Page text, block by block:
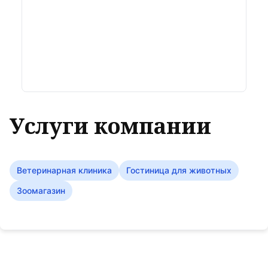
Услуги компании
Ветеринарная клиника
Гостиница для животных
Зоомагазин